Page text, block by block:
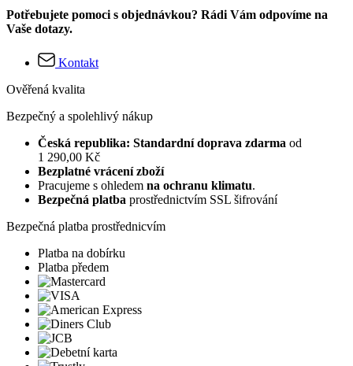
Potřebujete pomoci s objednávkou? Rádi Vám odpovíme na
Vaše dotazy.
Kontakt
Ověřená kvalita
Bezpečný a spolehlivý nákup
Česká republika: Standardní doprava zdarma od
1 290,00 Kč
Bezplatné vrácení zboží
Pracujeme s ohledem na ochranu klimatu.
Bezpečná platba prostřednictvím SSL šifrování
Bezpečná platba prostřednicvím
Platba na dobírku
Platba předem